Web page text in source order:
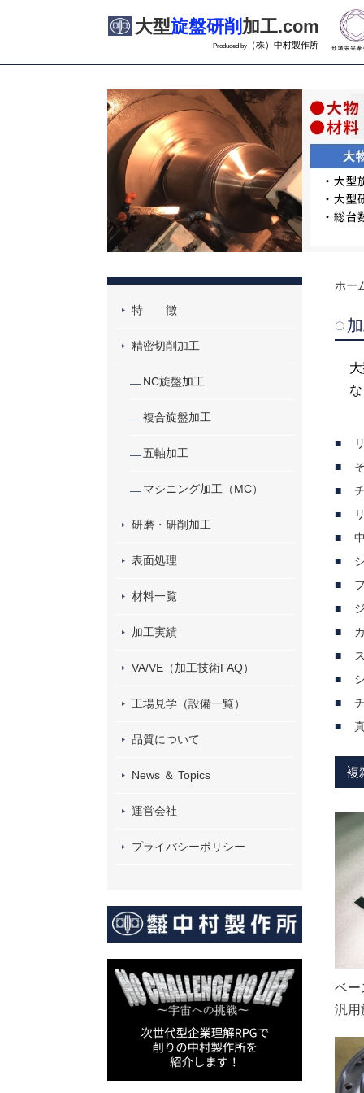
Produced by （株）中村製作所
大型旋盤研削 加工.com
ホー
複
ベー
汎用
特 徴
精密切削加工
NC旋盤加工
複合旋盤加工
五軸加工
マシニング加工（MC）
研磨・研削加工
表面処理
材料一覧
加工実績
VA/VE（加工技術FAQ）
工場見学（設備一覧）
品質について
News ＆ Topics
運営会社
プライバシーポリシー